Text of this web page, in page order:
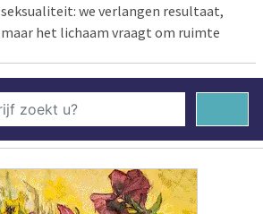
seksualiteit: we verlangen resultaat,
maar het lichaam vraagt om ruimte